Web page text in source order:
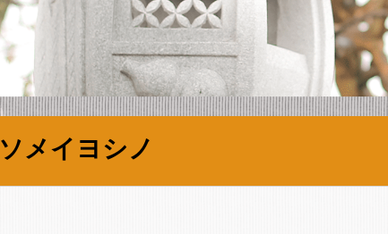
ソメイヨシノ